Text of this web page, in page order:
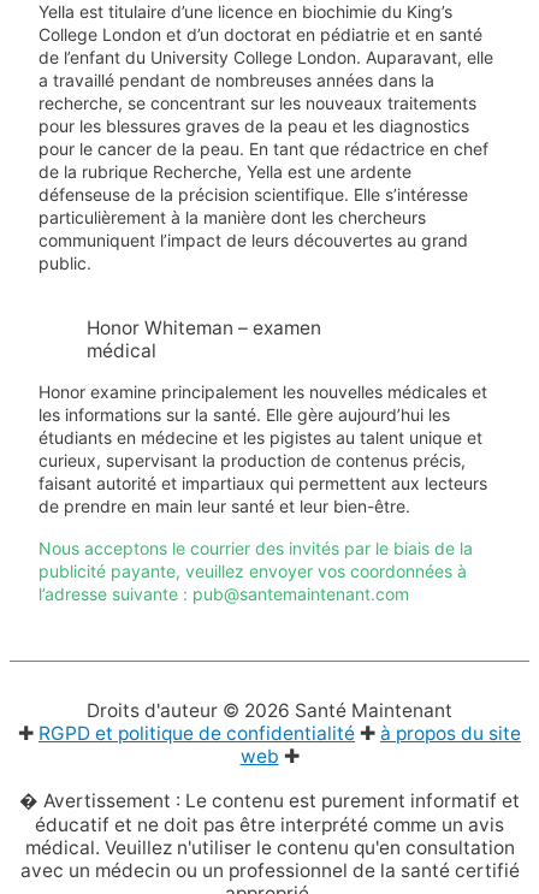
Yella est titulaire d’une licence en biochimie du King’s
College London et d’un doctorat en pédiatrie et en santé
de l’enfant du University College London. Auparavant, elle
a travaillé pendant de nombreuses années dans la
recherche, se concentrant sur les nouveaux traitements
pour les blessures graves de la peau et les diagnostics
pour le cancer de la peau. En tant que rédactrice en chef
de la rubrique Recherche, Yella est une ardente
défenseuse de la précision scientifique. Elle s’intéresse
particulièrement à la manière dont les chercheurs
communiquent l’impact de leurs découvertes au grand
public.
Honor Whiteman – examen
médical
Honor examine principalement les nouvelles médicales et
les informations sur la santé. Elle gère aujourd’hui les
étudiants en médecine et les pigistes au talent unique et
curieux, supervisant la production de contenus précis,
faisant autorité et impartiaux qui permettent aux lecteurs
de prendre en main leur santé et leur bien-être.
Nous acceptons le courrier des invités par le biais de la
publicité payante, veuillez envoyer vos coordonnées à
l’adresse suivante : pub@santemaintenant.com
Droits d'auteur © 2026 Santé Maintenant
✚ RGPD et politique de confidentialité ✚ à propos du site
web ✚
� Avertissement : Le contenu est purement informatif et
éducatif et ne doit pas être interprété comme un avis
médical. Veuillez n'utiliser le contenu qu'en consultation
avec un médecin ou un professionnel de la santé certifié